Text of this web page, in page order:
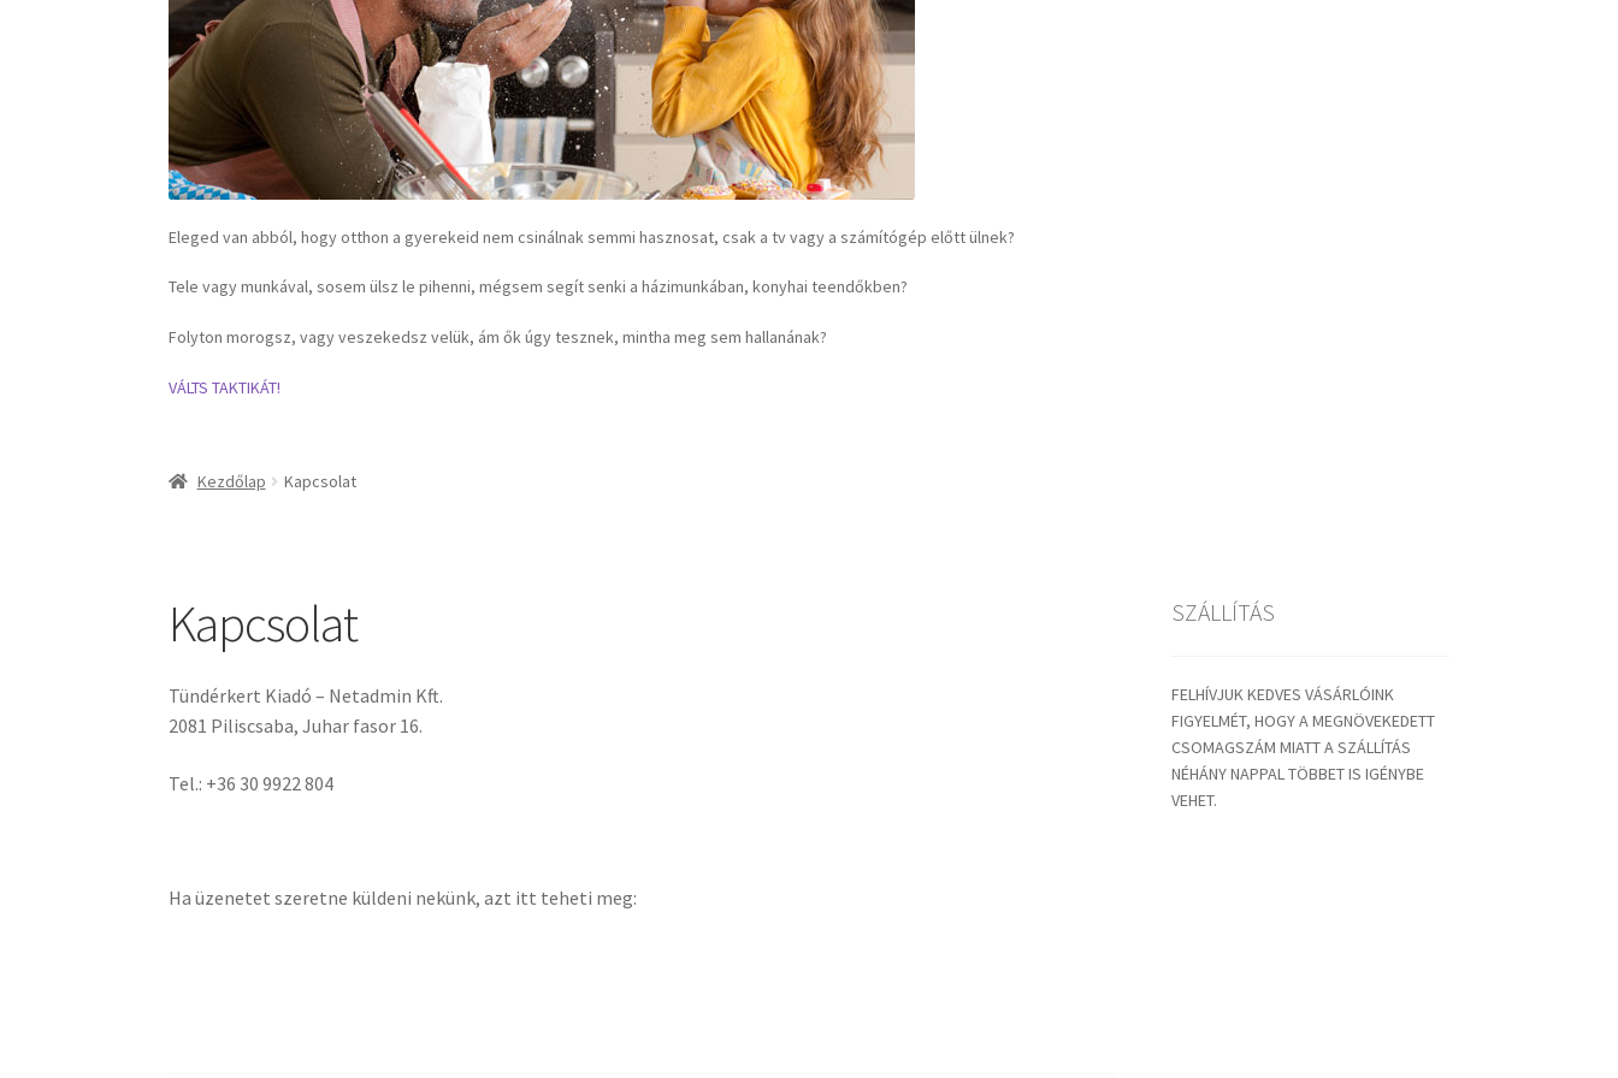
Eleged van abból, hogy otthon a gyerekeid nem csinálnak semmi hasznosat, csak a tv vagy a számítógép előtt ülnek?
Tele vagy munkával, sosem ülsz le pihenni, mégsem segít senki a házimunkában, konyhai teendőkben?
Folyton morogsz, vagy veszekedsz velük, ám ők úgy tesznek, mintha meg sem hallanának?
VÁLTS TAKTIKÁT!
Kezdőlap Kapcsolat
Kapcsolat
Tündérkert Kiadó – Netadmin Kft.
2081 Piliscsaba, Juhar fasor 16.
Tel.: +36 30 9922 804
Ha üzenetet szeretne küldeni nekünk, azt itt teheti meg:
SZÁLLÍTÁS
FELHÍVJUK KEDVES VÁSÁRLÓINK
FIGYELMÉT, HOGY A MEGNÖVEKEDETT
CSOMAGSZÁM MIATT A SZÁLLÍTÁS
NÉHÁNY NAPPAL TÖBBET IS IGÉNYBE
VEHET.